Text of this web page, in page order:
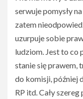
serwuje pomysły
zatem
uzurpuje sobie
ludziom. Jest to co
stanie się prawem,
do komisji, później
RP itd. Cały